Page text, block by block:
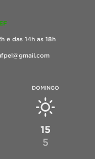
e das 14h as 18h
DOMINGO
15
5